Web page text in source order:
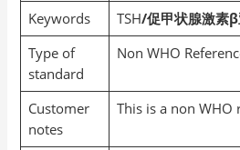
Keywords
TSH/促甲状腺激素β
Type of
standard
Non WHO
Customer
notes
This is a non WHO